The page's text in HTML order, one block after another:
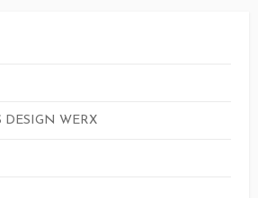
DESIGN WERX